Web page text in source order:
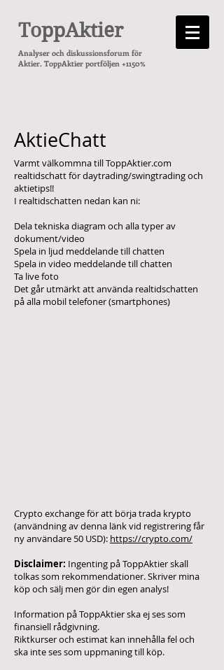
ToppAktier
Analyser och diskussionsforum för
Aktier. ToppAktier portföljen +1150%
AktieChatt
Varmt välkommna till ToppAktier.com
realtidschatt för daytrading/swingtrading och
aktietips!!
I realtidschatten nedan kan ni:
Dela tekniska diagram och alla typer av
dokument/video
Spela in ljud meddelande till chatten
Spela in video meddelande till chatten
Ta live foto
Det går utmärkt att använda realtidschatten
på alla mobil telefoner (smartphones)
Crypto exchange för att börja trada krypto
(användning av denna länk vid registrering får
ny användare 50 USD): https://crypto.com/
Disclaimer: Ingenting på ToppAktier skall
tolkas som rekommendationer. Skriver mina
köp och sälj men gör din egen analys!
Information på ToppAktier ska ej ses som
finansiell rådgivning.
Riktkurser och estimat kan innehålla fel och
ska inte ses som uppmaning till köp.